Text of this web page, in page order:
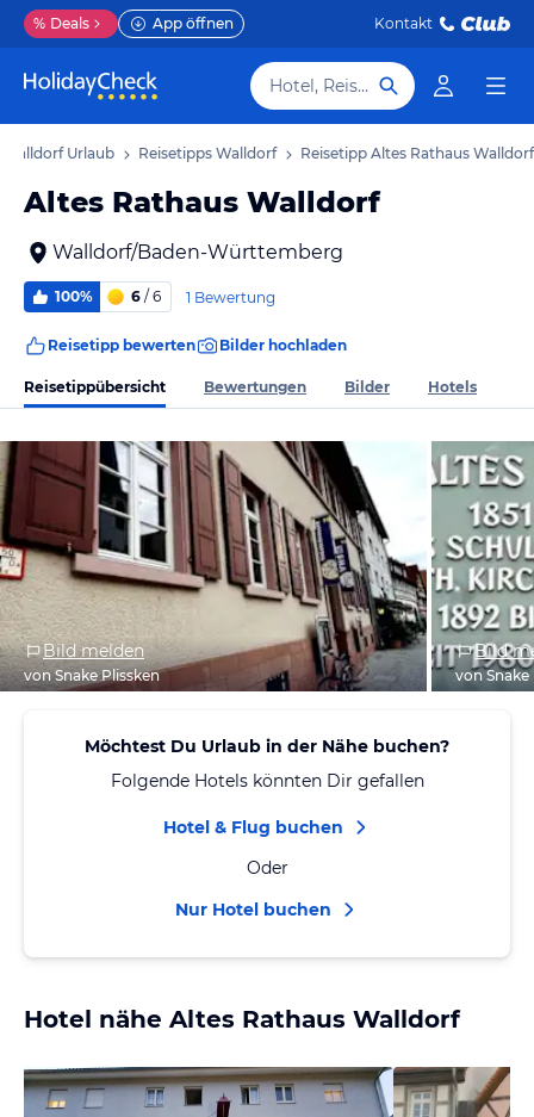
% Deals App öffnen Kontakt
Hotel, Reiseziel
Walldorf Urlaub Reisetipps Walldorf Reisetipp Altes Rathaus Walldorf
Altes Rathaus Walldorf
Walldorf/Baden-Württemberg
100% 6 / 6 1 Bewertung
Reisetipp bewerten Bilder hochladen
Reisetippübersicht Bewertungen Bilder Hotels
Bild melden
von Snake Plissken
Bild
von Snake
Möchtest Du Urlaub in der Nähe buchen?
Folgende Hotels könnten Dir gefallen
Hotel & Flug buchen
Oder
Nur Hotel buchen
Hotel nähe Altes Rathaus Walldorf